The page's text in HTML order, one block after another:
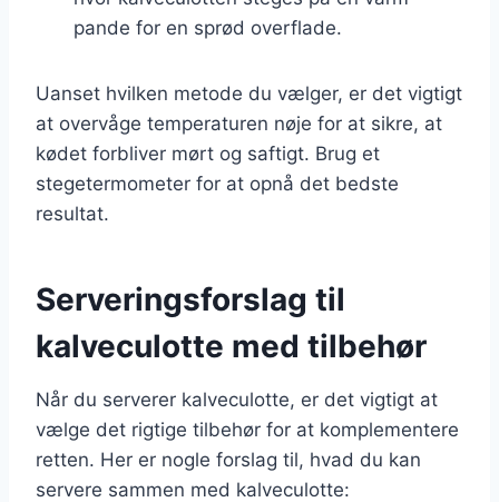
pande for en sprød overflade.
Uanset hvilken metode du vælger, er det vigtigt
at overvåge temperaturen nøje for at sikre, at
kødet forbliver mørt og saftigt. Brug et
stegetermometer for at opnå det bedste
resultat.
Serveringsforslag til
kalveculotte med tilbehør
Når du serverer kalveculotte, er det vigtigt at
vælge det rigtige tilbehør for at komplementere
retten. Her er nogle forslag til, hvad du kan
servere sammen med kalveculotte: